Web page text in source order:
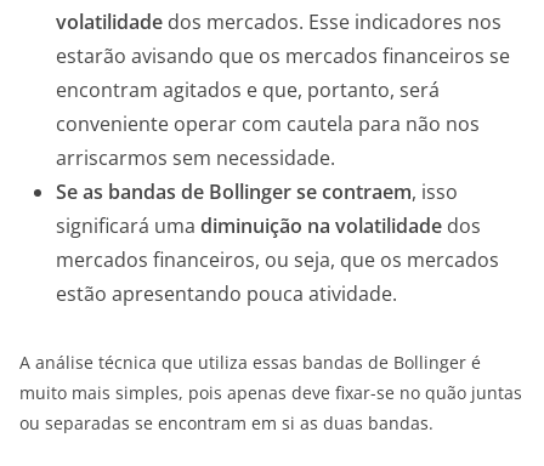
volatilidade dos mercados. Esse indicadores nos
estarão avisando que os mercados financeiros se
encontram agitados e que, portanto, será
conveniente operar com cautela para não nos
arriscarmos sem necessidade.
Se as bandas de Bollinger se contraem, isso
significará uma diminuição na volatilidade dos
mercados financeiros, ou seja, que os mercados
estão apresentando pouca atividade.
A análise técnica que utiliza essas bandas de Bollinger é
muito mais simples, pois apenas deve fixar-se no quão juntas
ou separadas se encontram em si as duas bandas.